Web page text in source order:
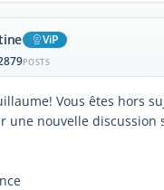
ViP
POSTS
Vous êtes hors
une nouvelle discussion